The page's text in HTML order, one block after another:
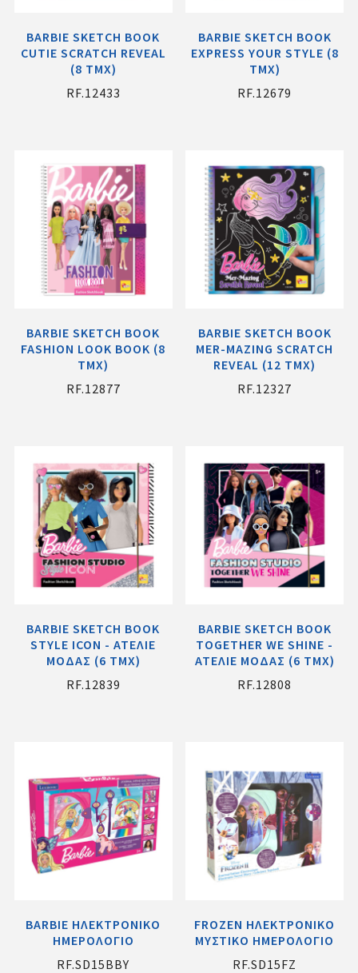
BARBIE SKETCH BOOK
CUTIE SCRATCH REVEAL
(8 ΤΜΧ)
RF.12433
BARBIE SKETCH BOOK
EXPRESS YOUR STYLE (8
ΤΜΧ)
RF.12679
BARBIE SKETCH BOOK
FASHION LOOK BOOK (8
ΤΜΧ)
RF.12877
BARBIE SKETCH BOOK
MER-MAZING SCRATCH
REVEAL (12 ΤΜΧ)
RF.12327
BARBIE SKETCH BOOK
STYLE ICON - ΑΤΕΛΙΕ
ΜΟΔΑΣ (6 ΤΜΧ)
RF.12839
BARBIE SKETCH BOOK
TOGETHER WE SHINE -
ΑΤΕΛΙΕ ΜΟΔΑΣ (6 ΤΜΧ)
RF.12808
BARBIE ΗΛΕΚΤΡΟΝΙΚΟ
ΗΜΕΡΟΛΟΓΙΟ
RF.SD15BBY
FROZEN ΗΛΕΚΤΡΟΝΙΚΟ
ΜΥΣΤΙΚΟ ΗΜΕΡΟΛΟΓΙΟ
RF.SD15FZ